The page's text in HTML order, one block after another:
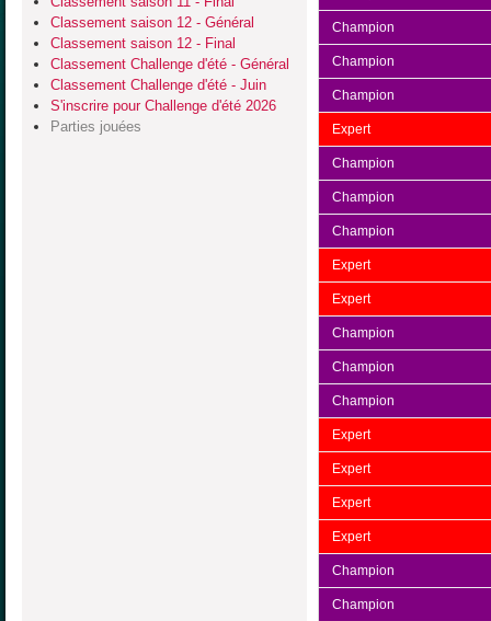
Classement saison 12 - Général
Classement saison 12 - Final
Classement Challenge d'été - Général
Classement Challenge d'été - Juin
S'inscrire pour Challenge d'été 2026
Parties jouées
Champion
Champion
Champion
Expert
Champion
Champion
Champion
Expert
Expert
Champion
Champion
Champion
Expert
Expert
Expert
Expert
Champion
Champion